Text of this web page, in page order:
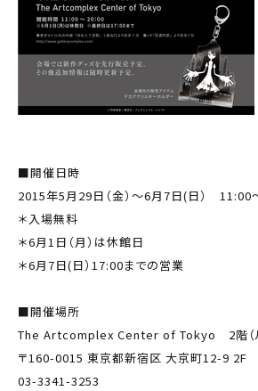
■開催日時
2015年5月29日（金）～6月7日(日） 11:00
＊入場無料
＊6月1日（月）は休館日
＊6月7日(日）17:00までの営業
■開催場所
The Artcomplex Center of Tokyo 2階（ル
〒160-0015 東京都新宿区 大京町12-9 2F
03-3341-3253